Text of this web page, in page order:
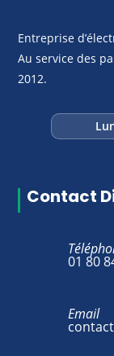
Entreprise
Au service des
2012.
Contact
01 80
Email